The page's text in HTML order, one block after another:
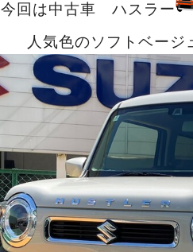
今回は中古車 ハスラー
人気色のソフトベージ